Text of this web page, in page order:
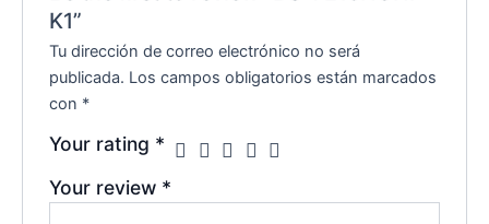
K1”
Tu dirección de correo electrónico no será
publicada. Los campos obligatorios están marcados
con *
Your rating *
Your review *